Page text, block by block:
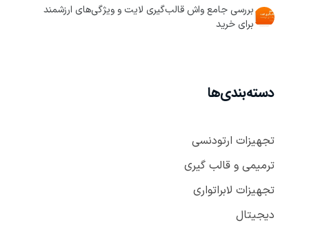
بررسی جامع واش قالب‌گیری لایت و ویژگی‌های ارزشمند
برای خرید
دسته‌بندی‌ها
تجهیزات ارتودنسی
ترمیمی و قالب گیری
تجهیزات لابراتواری
دیجیتال